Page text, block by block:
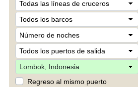
Regreso al mismo puerto